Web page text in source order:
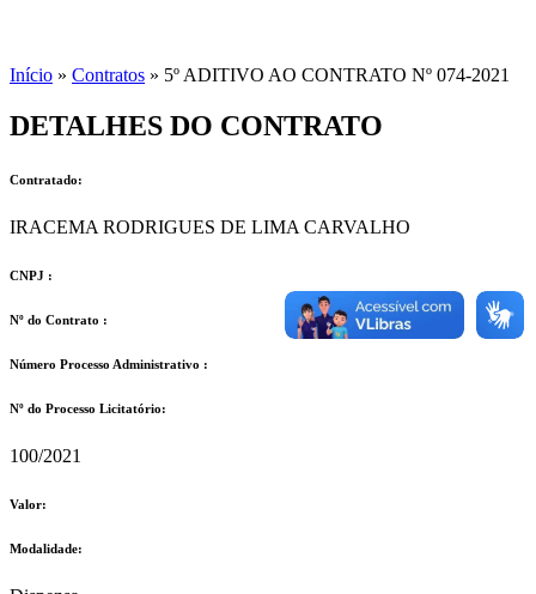
Início » Contratos » 5º ADITIVO AO CONTRATO Nº 074-2021
DETALHES DO CONTRATO​
Contratado:
IRACEMA RODRIGUES DE LIMA CARVALHO
CNPJ :
Nº do Contrato :
Número Processo Administrativo :
Nº do Processo Licitatório:
100/2021
Valor:
Modalidade: